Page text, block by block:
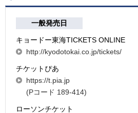
一般発売日
キョードー東海TICKETS ONLINE
http://kyodotokai.co.jp/tickets/
チケットぴあ
https://t.pia.jp
(Pコード 189-414)
ローソンチケット